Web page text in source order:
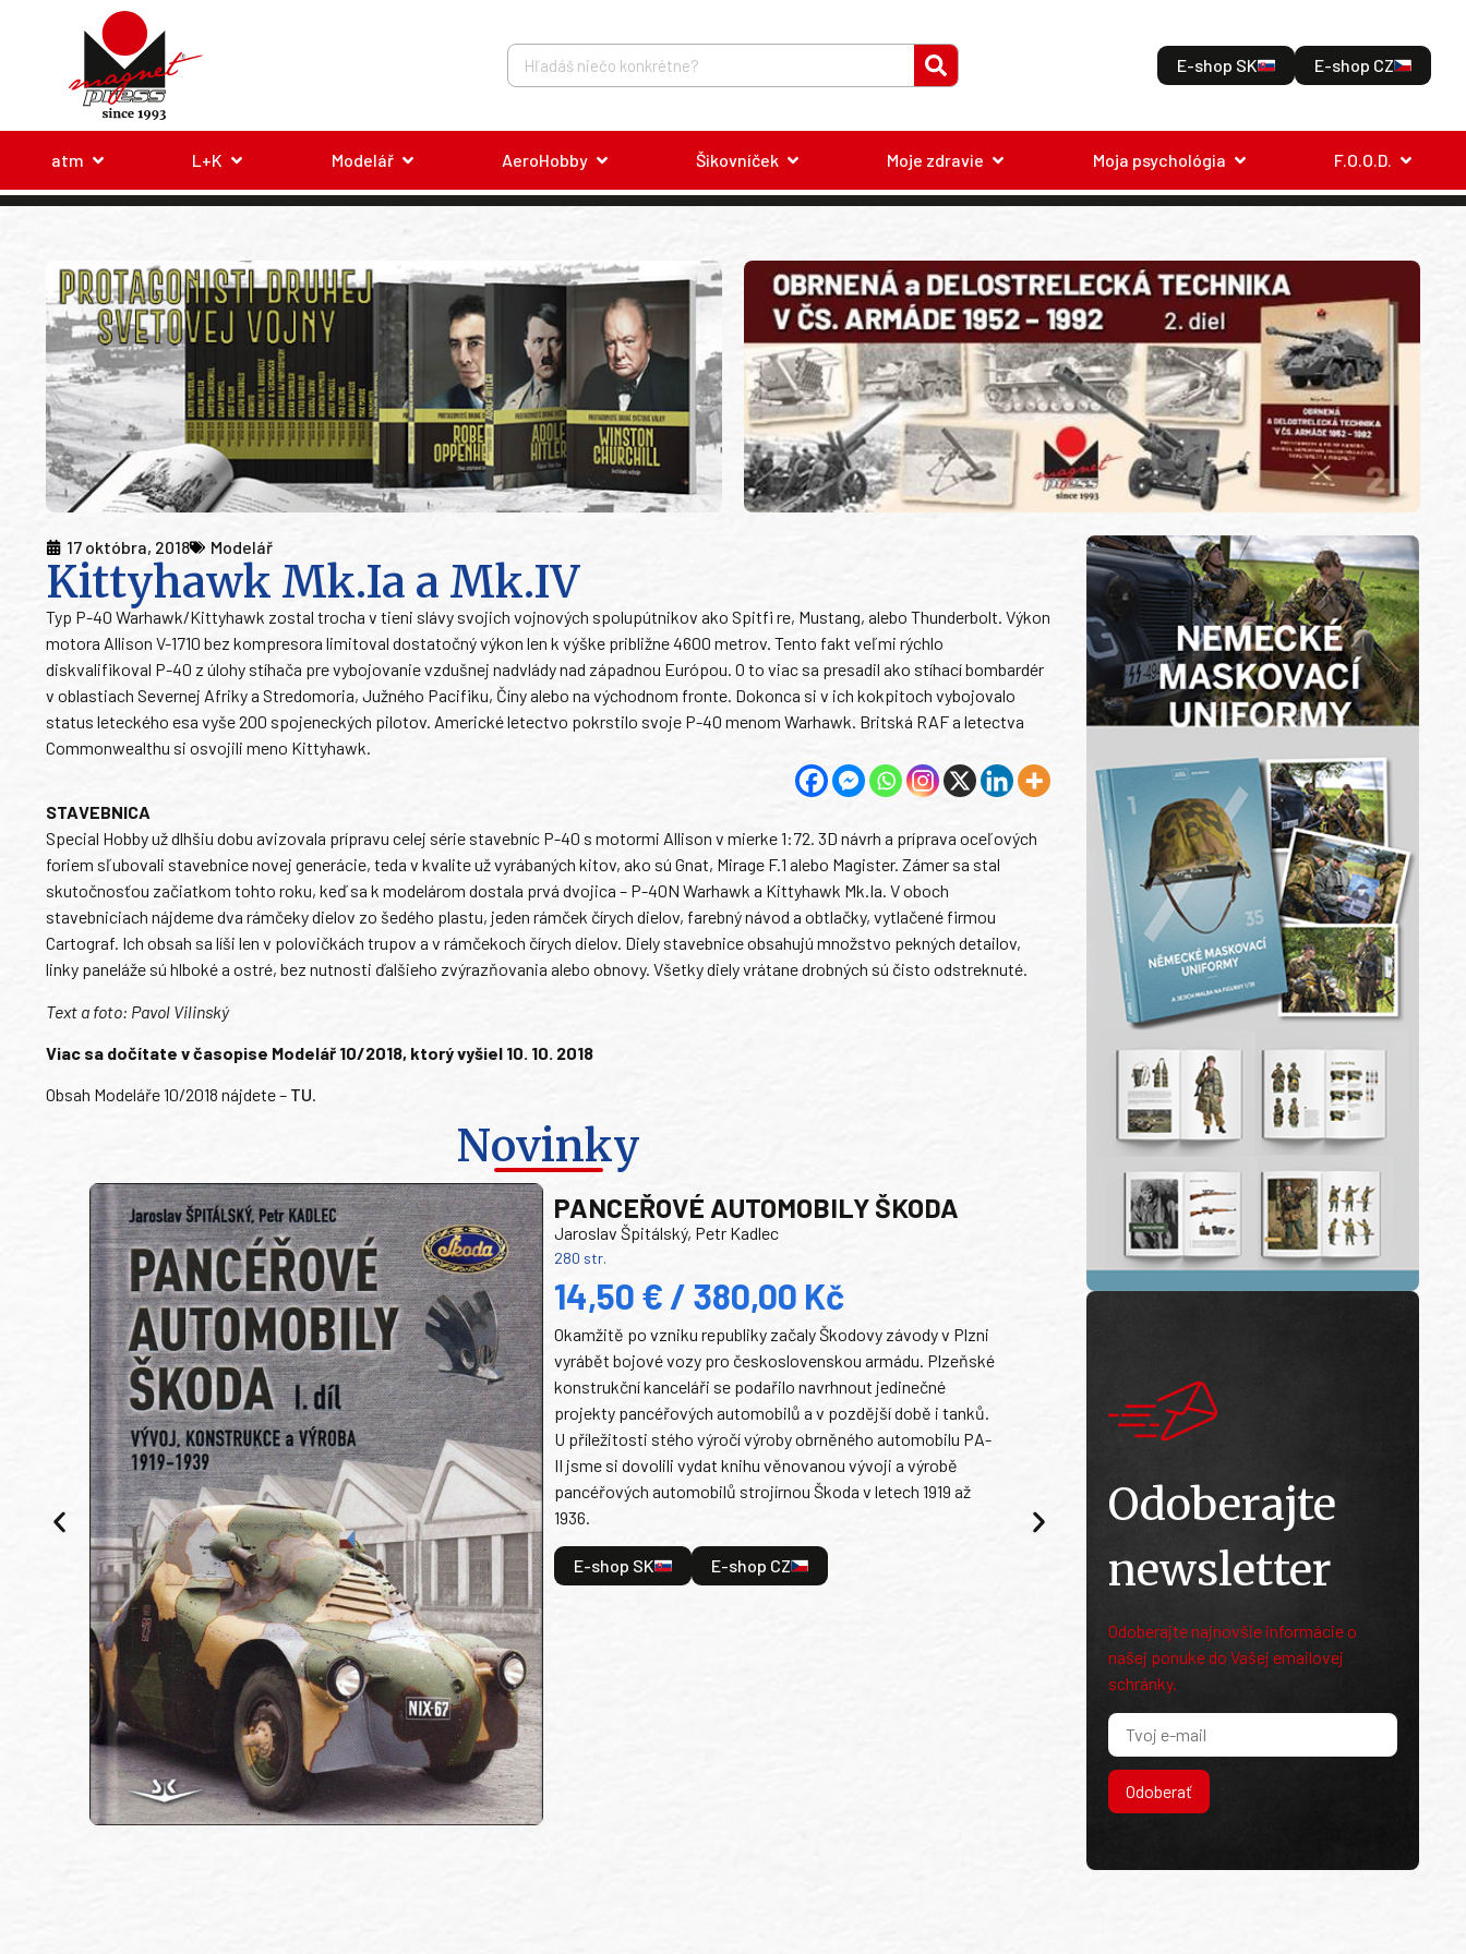
E-shop SK E-shop CZ
atm L+K Modelář AeroHobby Šikovníček Moje zdravie Moja psychológia F.O.O.D.
17 októbra, 2018 Modelář
Kittyhawk Mk.Ia a Mk.IV
Typ P-40 Warhawk/Kittyhawk zostal trocha v tieni slávy svojich vojnových spolupútnikov ako Spitfi re, Mustang, alebo Thunderbolt. Výkon
motora Allison V-1710 bez kompresora limitoval dostatočný výkon len k výške približne 4600 metrov. Tento fakt veľmi rýchlo
diskvalifikoval P-40 z úlohy stíhača pre vybojovanie vzdušnej nadvlády nad západnou Európou. O to viac sa presadil ako stíhací bombardér
v oblastiach Severnej Afriky a Stredomoria, Južného Pacifiku, Číny alebo na východnom fronte. Dokonca si v ich kokpitoch vybojovalo
status leteckého esa vyše 200 spojeneckých pilotov. Americké letectvo pokrstilo svoje P-40 menom Warhawk. Britská RAF a letectva
Commonwealthu si osvojili meno Kittyhawk.
STAVEBNICA
Special Hobby už dlhšiu dobu avizovala prípravu celej série stavebníc P-40 s motormi Allison v mierke 1:72. 3D návrh a príprava oceľových
foriem sľubovali stavebnice novej generácie, teda v kvalite už vyrábaných kitov, ako sú Gnat, Mirage F.1 alebo Magister. Zámer sa stal
skutočnosťou začiatkom tohto roku, keď sa k modelárom dostala prvá dvojica – P-40N Warhawk a Kittyhawk Mk.Ia. V oboch
stavebniciach nájdeme dva rámčeky dielov zo šedého plastu, jeden rámček čírych dielov, farebný návod a obtlačky, vytlačené firmou
Cartograf. Ich obsah sa líši len v polovičkách trupov a v rámčekoch čírych dielov. Diely stavebnice obsahujú množstvo pekných detailov,
linky paneláže sú hlboké a ostré, bez nutnosti ďalšieho zvýrazňovania alebo obnovy. Všetky diely vrátane drobných sú čisto odstreknuté.
Text a foto: Pavol Vilinský
Viac sa dočítate v časopise Modelář 10/2018, ktorý vyšiel 10. 10. 2018
Obsah Modeláře 10/2018 nájdete – TU.
Novinky
PANCEŘOVÉ AUTOMOBILY ŠKODA
Jaroslav Špitálský, Petr Kadlec
280 str.
14,50 € / 380,00 Kč
Okamžitě po vzniku republiky začaly Škodovy závody v Plzni
vyrábět bojové vozy pro československou armádu. Plzeňské
konstrukční kanceláři se podařilo navrhnout jedinečné
projekty pancéřových automobilů a v pozdější době i tanků.
U příležitosti stého výročí výroby obrněného automobilu PA-
II jsme si dovolili vydat knihu věnovanou vývoji a výrobě
pancéřových automobilů strojírnou Škoda v letech 1919 až
1936.
E-shop SK E-shop CZ
Odoberajte
newsletter
Odoberajte najnovšie informácie o
našej ponuke do Vašej emailovej
schránky.
Odoberať